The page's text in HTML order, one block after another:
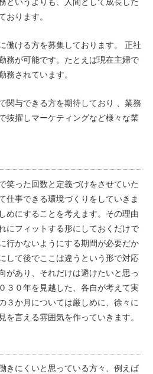
というよりも、人間として成長した
おります。
働ける方を募集しております。 正社
務が可能です。たとえば現在主婦で
務されています。
関与できる方を期待しており 、 業務
抜擢しマーケティングなど様々な業
笑った回数と定義づけをさせていた
仕事できる環境づくりをしていきま
めにすることを考えます。その理由
にフィットする形にしておくだけで
行かないようにする期間が必要だか
して後でここは違うという形で対応
があり、それだけは避けたいと思っ
３０年を見越した、各自が考えて実
３か月については厳しめに、徐々に
を言える雰囲気を作っていきます。
きにくいと思っている方々、例えば